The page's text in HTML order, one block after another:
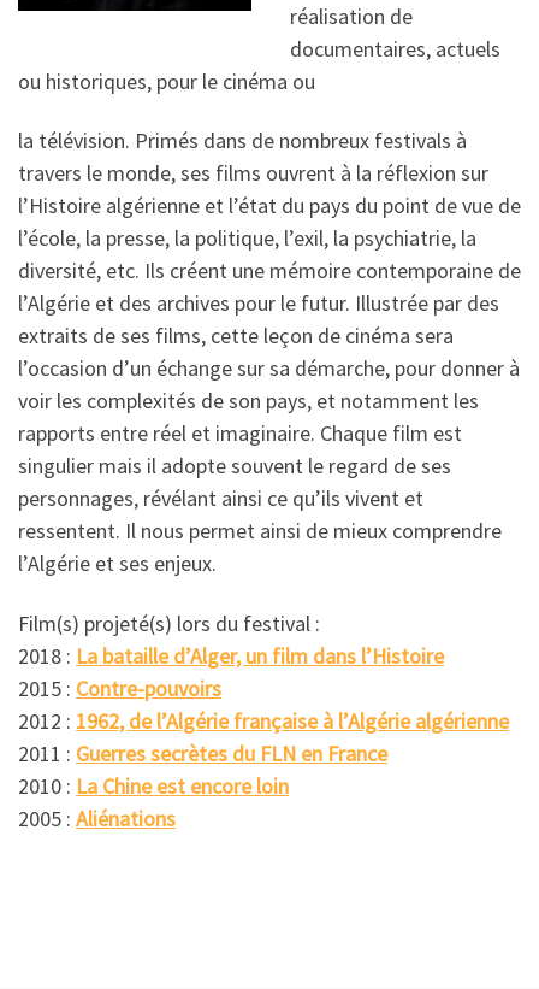
réalisation de
documentaires, actuels
ou historiques, pour le cinéma ou
la télévision. Primés dans de nombreux festivals à
travers le monde, ses films ouvrent à la réflexion sur
l’Histoire algérienne et l’état du pays du point de vue de
l’école, la presse, la politique, l’exil, la psychiatrie, la
diversité, etc. Ils créent une mémoire contemporaine de
l’Algérie et des archives pour le futur. Illustrée par des
extraits de ses films, cette leçon de cinéma sera
l’occasion d’un échange sur sa démarche, pour donner à
voir les complexités de son pays, et notamment les
rapports entre réel et imaginaire. Chaque film est
singulier mais il adopte souvent le regard de ses
personnages, révélant ainsi ce qu’ils vivent et
ressentent. Il nous permet ainsi de mieux comprendre
l’Algérie et ses enjeux.
Film(s) projeté(s) lors du festival :
2018 : La bataille d’Alger, un film dans l’Histoire
2015 : Contre-pouvoirs
2012 : 1962, de l’Algérie française à l’Algérie algérienne
2011 : Guerres secrètes du FLN en France
2010 : La Chine est encore loin
2005 : Aliénations